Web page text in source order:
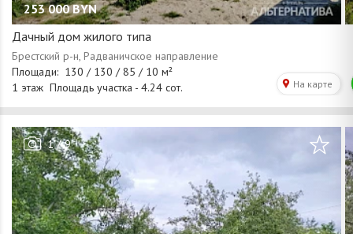
253 000 BYN
Дачный дом жилого типа
1/9